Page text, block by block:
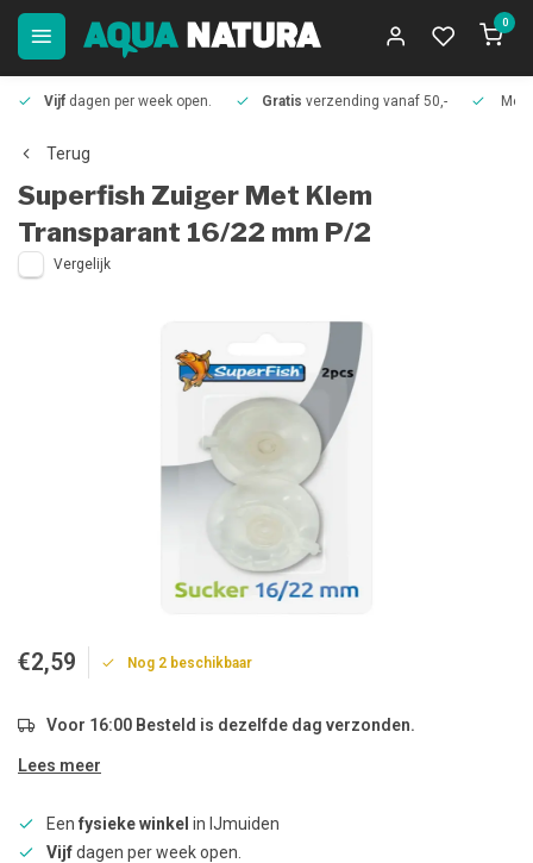
0
Vijf dagen per week open. Gratis verzending vanaf 50,-
Terug
Superfish Zuiger Met Klem
Transparant 16/22 mm P/2
Vergelijk
€2,59 Nog 2 beschikbaar
Voor 16:00 Besteld is dezelfde dag verzonden.
Lees meer
Een fysieke winkel in IJmuiden
Vijfdagen per week open.